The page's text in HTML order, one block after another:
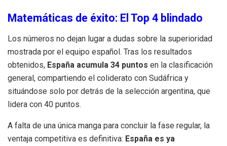
Matemáticas de éxito: El Top 4 blindado
Los números no dejan lugar a dudas sobre la superioridad
mostrada por el equipo español. Tras los resultados
obtenidos, España acumula 34 puntos en la clasificación
general, compartiendo el coliderato con Sudáfrica y
situándose solo por detrás de la selección argentina, que
lidera con 40 puntos.
A falta de una única manga para concluir la fase regular, la
ventaja competitiva es definitiva: España es ya